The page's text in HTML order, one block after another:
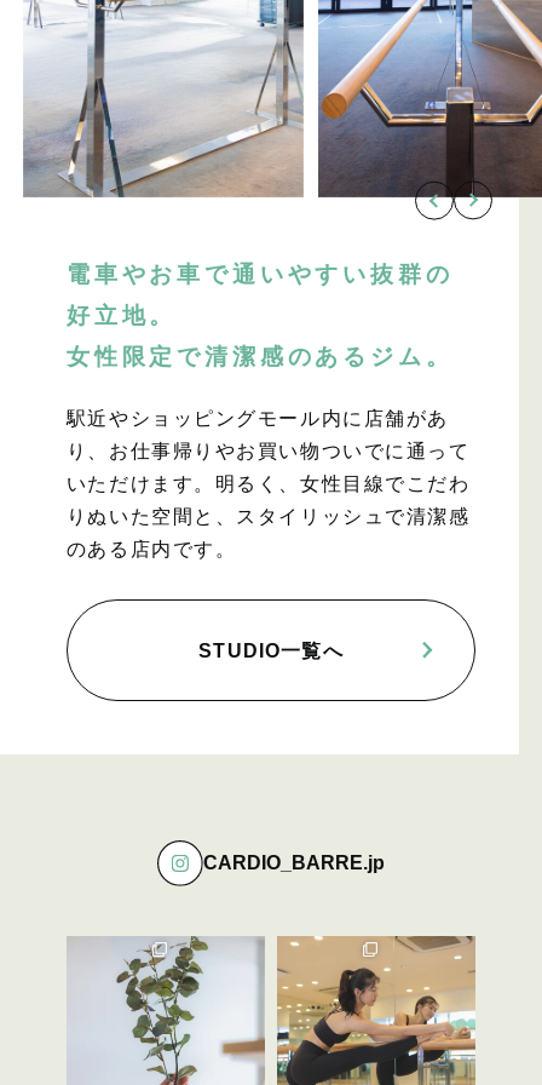
電車やお車で通いやすい抜群の
好立地。
女性限定で清潔感のあるジム。
駅近やショッピングモール内に店舗があ
り、お仕事帰りやお買い物ついでに通って
いただけます。明るく、女性目線でこだわ
りぬいた空間と、スタイリッシュで清潔感
のある店内です。
STUDIO一覧へ
CARDIO_BARRE.jp